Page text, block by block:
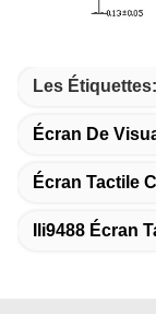
Les Étiquettes:
Écran De
Écran Tactile
Ili9488 Écran